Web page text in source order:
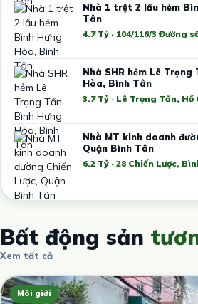
Nhà 1 trệt 2 lầu hẻm
Tân
Nhà SHR hẻm Lê Trọng
Hòa, Bình Tân
3.7 Tỷ · Lê Trọng Tấn,
Nhà MT kinh doanh
Quận Bình Tân
Bất động sản
Xem tất cả
Môi giới